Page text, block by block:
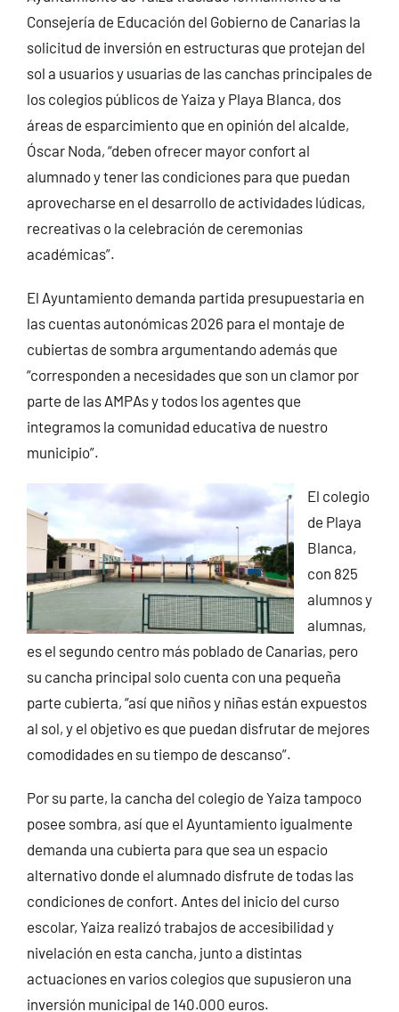
Consejería de Educación del Gobierno de Canarias la
solicitud de inversión en estructuras que protejan del
sol a usuarios y usuarias de las canchas principales de
los colegios públicos de Yaiza y Playa Blanca, dos
áreas de esparcimiento que en opinión del alcalde,
Óscar Noda, “deben ofrecer mayor confort al
alumnado y tener las condiciones para que puedan
aprovecharse en el desarrollo de actividades lúdicas,
recreativas o la celebración de ceremonias
académicas”.
El Ayuntamiento demanda partida presupuestaria en
las cuentas autonómicas 2026 para el montaje de
cubiertas de sombra argumentando además que
“corresponden a necesidades que son un clamor por
parte de las AMPAs y todos los agentes que
integramos la comunidad educativa de nuestro
municipio”.
El colegio
de Playa
Blanca,
con 825
alumnos y
alumnas,
es el segundo centro más poblado de Canarias, pero
su cancha principal solo cuenta con una pequeña
parte cubierta, “así que niños y niñas están expuestos
al sol, y el objetivo es que puedan disfrutar de mejores
comodidades en su tiempo de descanso”.
Por su parte, la cancha del colegio de Yaiza tampoco
posee sombra, así que el Ayuntamiento igualmente
demanda una cubierta para que sea un espacio
alternativo donde el alumnado disfrute de todas las
condiciones de confort. Antes del inicio del curso
escolar, Yaiza realizó trabajos de accesibilidad y
nivelación en esta cancha, junto a distintas
actuaciones en varios colegios que supusieron una
inversión municipal de 140.000 euros.